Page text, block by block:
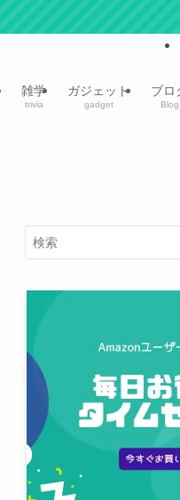
雑学
trivia
ガジェット
gadget
ブロ
Blog